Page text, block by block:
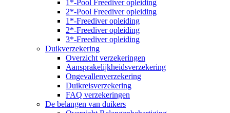
1*-Pool Freediver opleiding
2*-Pool Freediver opleiding
1*-Freediver opleiding
2*-Freediver opleiding
3*-Freediver opleiding
Duikverzekering
Overzicht verzekeringen
Aansprakelijkheidsverzekering
Ongevallenverzekering
Duikreisverzekering
FAQ verzekeringen
De belangen van duikers